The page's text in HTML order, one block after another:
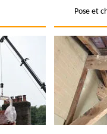
Pose et